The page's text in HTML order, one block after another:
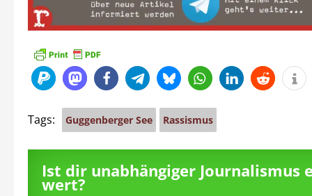
Tags: Guggenberger See Rassismus
Ist dir unabhängiger Journalismus
wert?